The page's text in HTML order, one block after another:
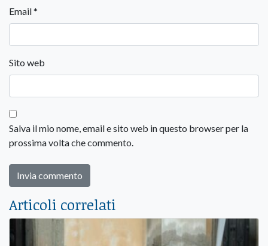
Email*
Sito web
Salva il mio nome, email e sito web in questo browser per la
prossima volta che commento.
Articoli correlati